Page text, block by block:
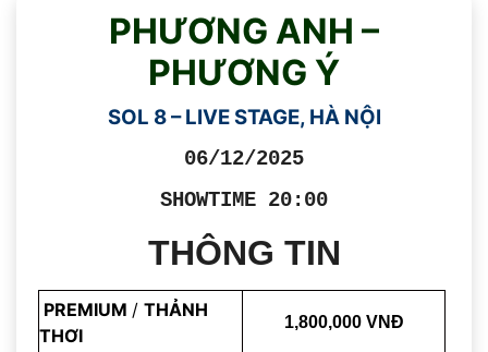
PHƯƠNG ANH –
PHƯƠNG Ý
SOL 8 – LIVE STAGE, HÀ NỘI
06/12/2025
SHOWTIME 20:00
THÔNG TIN
PREMIUM / THẢNH
THƠI
1,800,000 VNĐ